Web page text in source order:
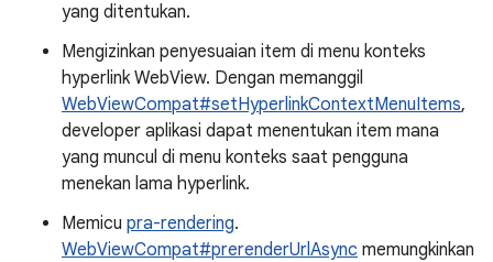
yang ditentukan.
Mengizinkan penyesuaian item di menu konteks
hyperlink WebView. Dengan memanggil
WebViewCompat#setHyperlinkContextMenuItems,
developer aplikasi dapat menentukan item mana
yang muncul di menu konteks saat pengguna
menekan lama hyperlink.
Memicu pra-rendering.
WebViewCompat#prerenderUrlAsync memungkinkan